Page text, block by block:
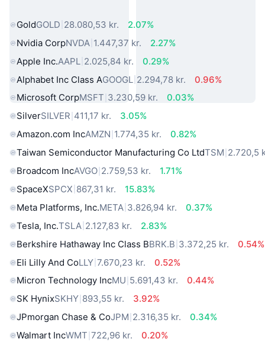
GoldGOLD 28.080,53 kr.
2.07%
Nvidia CorpNVDA 1.447,37 kr.
2.27%
Apple Inc.AAPL 2.025,84 kr.
0.29%
Alphabet Inc Class AGOOGL 2.294,78 kr.
0.96%
Microsoft CorpMSFT 3.230,59 kr.
0.03%
SilverSILVER 411,17 kr.
3.05%
Amazon.com IncAMZN 1.774,35 kr.
0.82%
Taiwan Semiconductor Manufacturing Co LtdTSM 2.720,5
Broadcom IncAVGO 2.759,53 kr.
1.71%
SpaceXSPCX 867,31 kr.
15.83%
Meta Platforms, Inc.META 3.826,94 kr.
0.37%
Tesla, Inc.TSLA 2.127,83 kr.
2.83%
Berkshire Hathaway Inc Class BBRK.B 3.372,25 kr.
0.54%
Eli Lilly And CoLLY 7.670,23 kr.
0.52%
Micron Technology IncMU 5.691,43 kr.
0.44%
SK HynixSKHY 893,55 kr.
3.92%
JPmorgan Chase & CoJPM 2.316,35 kr.
0.34%
Walmart IncWMT 722,96 kr. 0.20%